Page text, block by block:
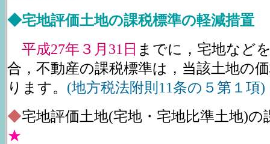
◆宅地評価土地の課税標準の軽減措置
平成27年３月31日 までに，宅地など
合，不動産の課税標準は，当該土地の
ります。 (地方税法附則11条の５第１項)
◆宅地評価土地(宅地・宅地比準土地)の
★